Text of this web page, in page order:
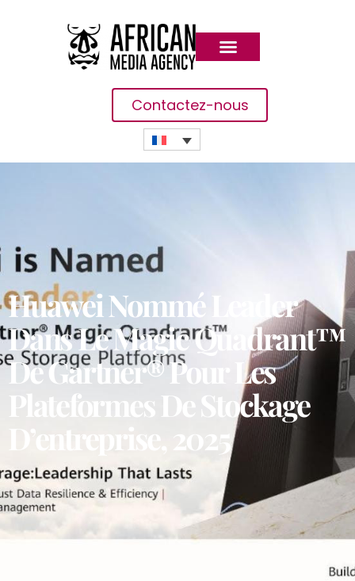
Contactez-nous
Huawei Nommé Leader
Dans Le Magic Quadrant™
De Gartner® Pour Les
Plateformes De Stockage
D’entreprise, 2025